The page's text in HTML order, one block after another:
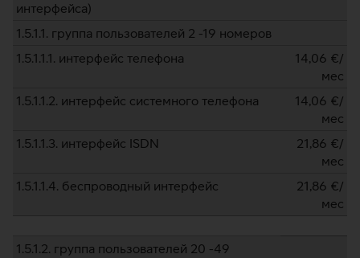
интерфейса)
1.5.1.1. группа пользователей 2 -19 номеров
1.5.1.1.1. интерфейс телефона
14,06 €/
мес
1.5.1.1.2. интерфейс системного телефона
14,06 €/
мес
1.5.1.1.3. интерфейс ISDN
21,86 €/
мес
1.5.1.1.4. беспроводный интерфейс
21,86 €/
мес
1.5.1.2. группа пользователей 20 -49